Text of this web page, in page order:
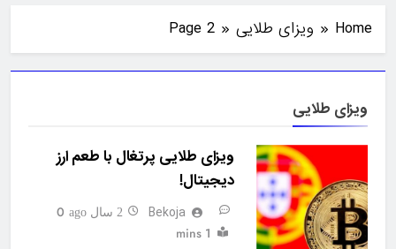
Home ویزای طلایی Page 2
ویزای طلایی
ویزای طلایی پرتغال با طعم ارز
دیجیتال!
Bekoja 2 سال ago
0
1 mins